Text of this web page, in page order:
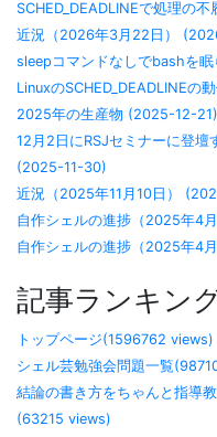
SCHED_DEADLINEで処理の
近況（2026年3月22日）
sleepコマンドなしでbashを
LinuxのSCHED_DEADLINEの
2025年の生産物 (2025-12-21)
12月2日にRSJセミナーに登
(2025-11-30)
近況（2025年11月10日）
自作シェルの進捗（2025年4
自作シェルの進捗（2025年4
記事ランキン
トップページ(1596762 views)
シェル芸勉強会問題一覧
結論の書き方をちゃんと指導
(63215 views)